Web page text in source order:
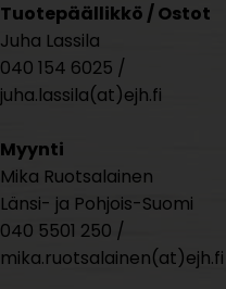
Tuotepäällikkö / Ostot
Juha Lassila
040 154 6025 /
juha.lassila(at)ejh.fi
Myynti
Mika Ruotsalainen
Länsi- ja Pohjois-Suomi
040 5501 250 /
mika.ruotsalainen(at)ejh.fi